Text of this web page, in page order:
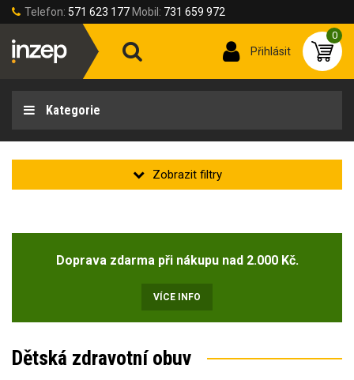
Telefon: 571 623 177 Mobil: 731 659 972
Přihlásit
0
Kategorie
Doprava zdarma při nákupu nad 2.000 Kč.
VÍCE INFO
Dětská zdravotní obuv